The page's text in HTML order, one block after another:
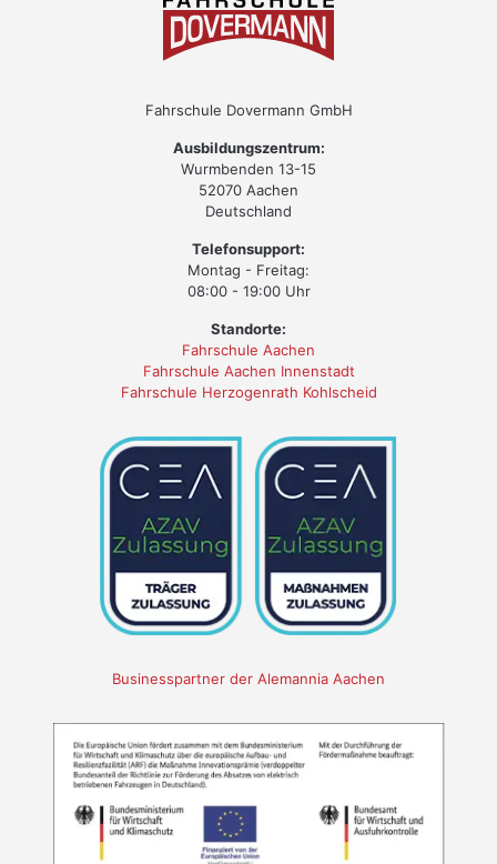
Fahrschule Dovermann GmbH
Ausbildungszentrum:
Wurmbenden 13-15
52070 Aachen
Deutschland
Telefonsupport:
Montag - Freitag:
08:00 - 19:00 Uhr
Standorte:
Fahrschule Aachen
Fahrschule Aachen Innenstadt
Fahrschule Herzogenrath Kohlscheid
Businesspartner der Alemannia Aachen